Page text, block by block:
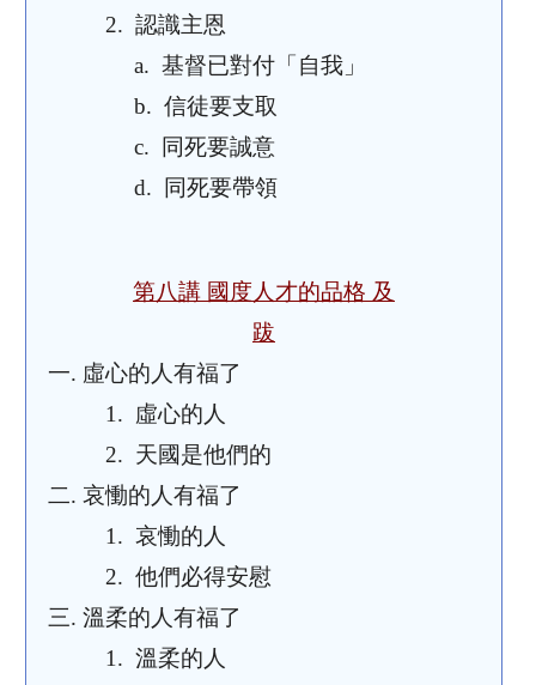
2. 認識主恩
a. 基督已對付「自我」
b. 信徒要支取
c.
同死要誠意
d.
同死要帶領
第八講 國度人才的品格 及
跋
一. 虛心的人有福了
1.
虛心的人
2. 天國是他們的
二. 哀慟的人有福了
1. 哀慟的人
2. 他們必得安慰
三. 溫柔的人有福了
1. 溫柔的人